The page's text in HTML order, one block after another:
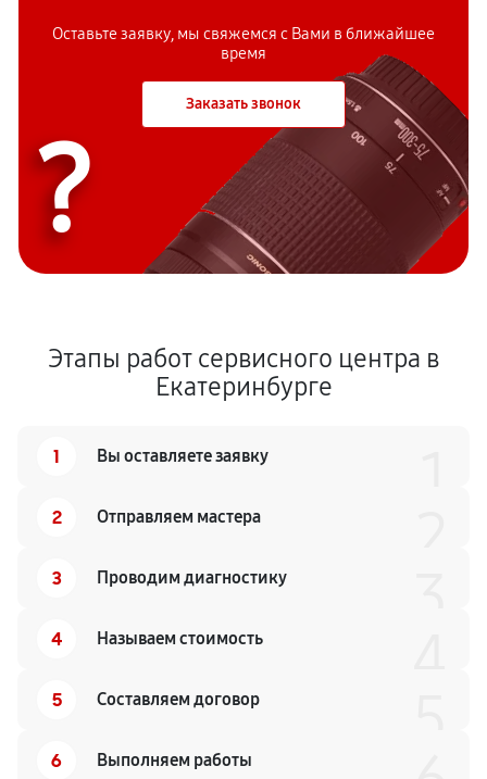
Оставьте заявку, мы свяжемся с Вами в ближайшее
время
Заказать звонок
?
Этапы работ сервисного центра в
Екатеринбурге
1 Вы оставляете заявку
2 Отправляем мастера
3 Проводим диагностику
4 Называем стоимость
5 Составляем договор
6 Выполняем работы